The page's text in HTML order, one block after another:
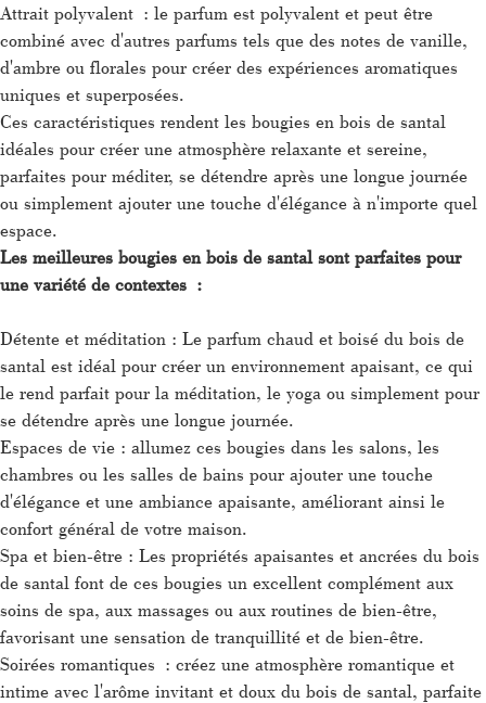
Attrait polyvalent : le parfum est polyvalent et peut être
combiné avec d'autres parfums tels que des notes de vanille,
d'ambre ou florales pour créer des expériences aromatiques
uniques et superposées.
Ces caractéristiques rendent les bougies en bois de santal
idéales pour créer une atmosphère relaxante et sereine,
parfaites pour méditer, se détendre après une longue journée
ou simplement ajouter une touche d'élégance à n'importe quel
espace.
Les meilleures bougies en bois de santal sont parfaites pour
une variété de contextes :
Détente et méditation : Le parfum chaud et boisé du bois de
santal est idéal pour créer un environnement apaisant, ce qui
le rend parfait pour la méditation, le yoga ou simplement pour
se détendre après une longue journée.
Espaces de vie : allumez ces bougies dans les salons, les
chambres ou les salles de bains pour ajouter une touche
d'élégance et une ambiance apaisante, améliorant ainsi le
confort général de votre maison.
Spa et bien-être : Les propriétés apaisantes et ancrées du bois
de santal font de ces bougies un excellent complément aux
soins de spa, aux massages ou aux routines de bien-être,
favorisant une sensation de tranquillité et de bien-être.
Soirées romantiques : créez une atmosphère romantique et
intime avec l'arôme invitant et doux du bois de santal, parfaite